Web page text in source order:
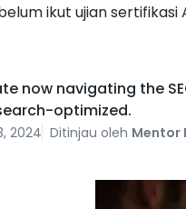
ikut ujian
now navigating the
optimized.
2024 Ditinjau oleh Mentor